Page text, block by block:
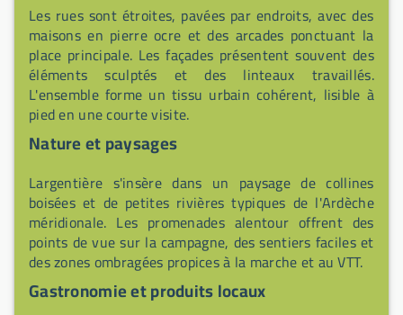
Les rues sont étroites, pavées par endroits, avec des
maisons en pierre ocre et des arcades ponctuant la
place principale. Les façades présentent souvent des
éléments sculptés et des linteaux travaillés.
L'ensemble forme un tissu urbain cohérent, lisible à
pied en une courte visite.
Nature et paysages
Largentière s'insère dans un paysage de collines
boisées et de petites rivières typiques de l'Ardèche
méridionale. Les promenades alentour offrent des
points de vue sur la campagne, des sentiers faciles et
des zones ombragées propices à la marche et au VTT.
Gastronomie et produits locaux